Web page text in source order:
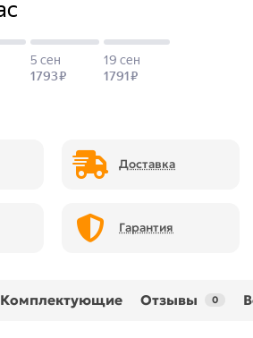
Доставка
Гарантия
Комплектующие Отзывы 0